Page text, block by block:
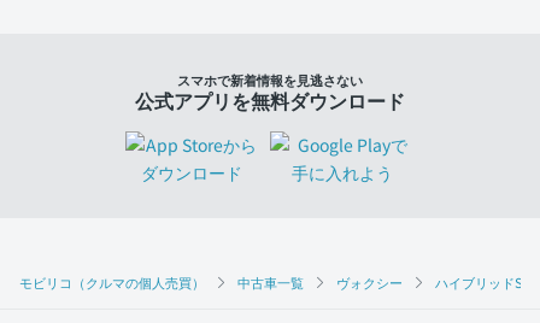
モビリコ（クルマの個人売買） 中古車一覧 ヴォクシー ハイブリッドS-Z
スマホで新着情報を見逃さない
公式アプリを無料ダウンロード